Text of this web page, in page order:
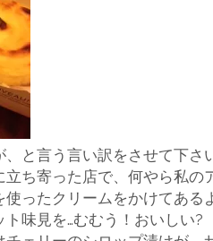
地
店
輸
と言う言い訳をさせて下さ
ち寄った店で、何やら私の
ったクリームをかけてある
味見を…むむう！おいしい?